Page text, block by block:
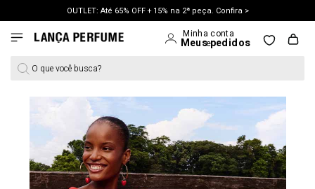
OUTLET: Até 65% OFF + 15% na 2ª peça. Confira >
LANÇAMENTO PRIMAVERA 27. Clique e aproveite.
O que você busca?